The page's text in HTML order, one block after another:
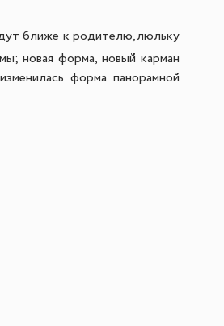
ближе к родителю,люльку
новая форма, новый карман
форма панорамной